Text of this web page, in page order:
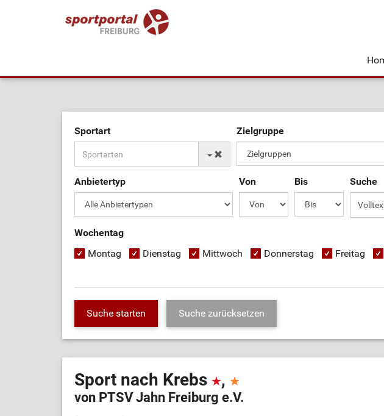
Sportart Zielgruppe
Anbietertyp Von Bis Suche
Wochentag
Montag
Dienstag Mittwoch Donnerstag Freitag
Sport nach Krebs ,
von PTSV Jahn Freiburg e.V.